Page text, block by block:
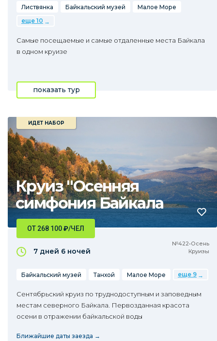
Листвянка Байкальский музей
Малое Море
еще 10
Самые посещаемые и самые отдаленные места Байкала
в одном круизе
показать тур
Круиз "Осенняя
симфония Байкала
ИДЕТ НАБОР
№422•Осень
Круизы
ОТ 268 100₽/ЧЕЛ
7 дней 6 ночей
Байкальский музей Танхой Малое Море еще 9
Сентябрьский круиз по труднодоступным и заповедным
местам северного Байкала. Первозданная красота
осени в отражении байкальской воды
Ближайшие даты заезда →